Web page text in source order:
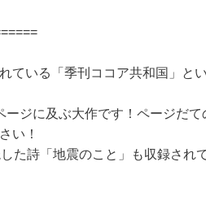
ている「季刊ココア共和国」と
ジに及ぶ大作です！ページだて
い！
た詩「地震のこと」も収録され